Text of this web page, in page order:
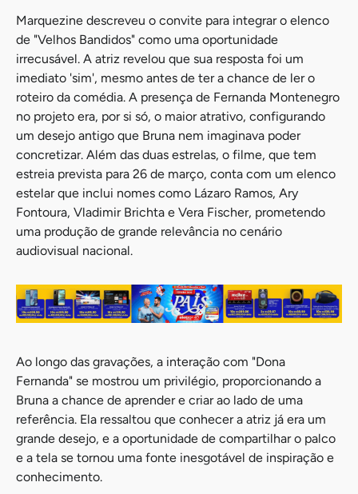
Marquezine descreveu o convite para integrar o elenco
de "Velhos Bandidos" como uma oportunidade
irrecusável. A atriz revelou que sua resposta foi um
imediato 'sim', mesmo antes de ter a chance de ler o
roteiro da comédia. A presença de Fernanda Montenegro
no projeto era, por si só, o maior atrativo, configurando
um desejo antigo que Bruna nem imaginava poder
concretizar. Além das duas estrelas, o filme, que tem
estreia prevista para 26 de março, conta com um elenco
estelar que inclui nomes como Lázaro Ramos, Ary
Fontoura, Vladimir Brichta e Vera Fischer, prometendo
uma produção de grande relevância no cenário
audiovisual nacional.
Ao longo das gravações, a interação com "Dona
Fernanda" se mostrou um privilégio, proporcionando a
Bruna a chance de aprender e criar ao lado de uma
referência. Ela ressaltou que conhecer a atriz já era um
grande desejo, e a oportunidade de compartilhar o palco
e a tela se tornou uma fonte inesgotável de inspiração e
conhecimento.